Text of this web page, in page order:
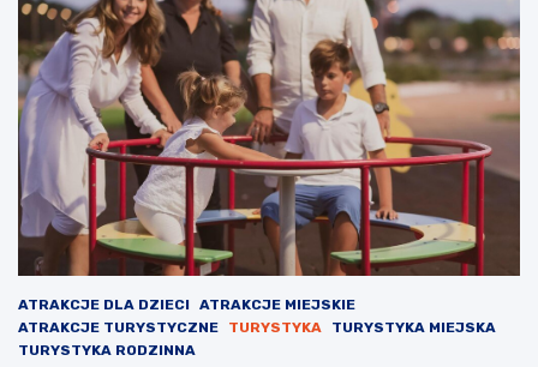
ATRAKCJE DLA DZIECI
ATRAKCJE MIEJSKIE
ATRAKCJE TURYSTYCZNE
TURYSTYKA
TURYSTYKA MIEJSKA
TURYSTYKA RODZINNA